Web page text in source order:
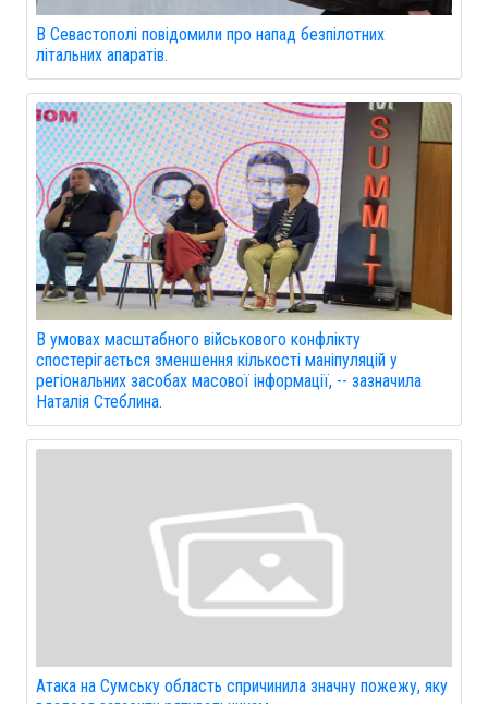
В Севастополі повідомили про напад безпілотних
літальних апаратів.
В умовах масштабного військового конфлікту
спостерігається зменшення кількості маніпуляцій у
регіональних засобах масової інформації, -- зазначила
Наталія Стеблина.
Атака на Сумську область спричинила значну пожежу, яку